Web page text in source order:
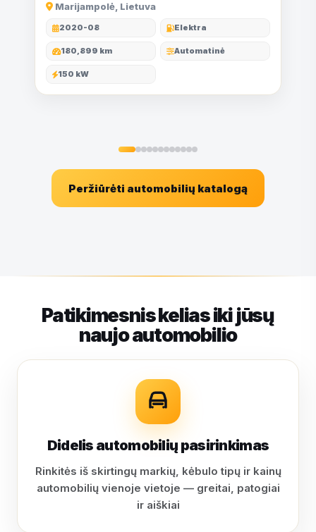
Marijampolė, Lietuva
2020-08 Elektra
180,899 km Automatinė
150 kW
Peržiūrėti automobilių katalogą
Patikimesnis kelias iki jūsų
naujo automobilio
Didelis automobilių pasirinkimas
Rinkitės iš skirtingų markių, kėbulo tipų ir kainų
automobilių vienoje vietoje — greitai, patogiai
ir aiškiai